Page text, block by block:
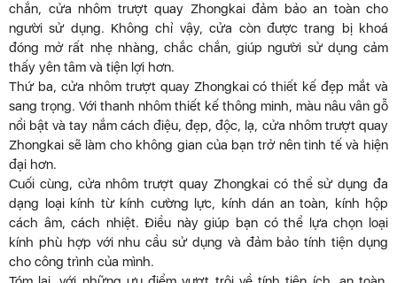
chắn, cửa nhôm trượt quay Zhongkai đảm bảo an toàn cho
người sử dụng. Không chỉ vậy, cửa còn được trang bị khoá
đóng mở rất nhẹ nhàng, chắc chắn, giúp người sử dụng cảm
thấy yên tâm và tiện lợi hơn.
Thứ ba, cửa nhôm trượt quay Zhongkai có thiết kế đẹp mắt và
sang trọng. Với thanh nhôm thiết kế thông minh, màu nâu vân gỗ
nổi bật và tay nắm cách điệu, đẹp, độc, lạ, cửa nhôm trượt quay
Zhongkai sẽ làm cho không gian của bạn trở nên tinh tế và hiện
đại hơn.
Cuối cùng, cửa nhôm trượt quay Zhongkai có thể sử dụng đa
dạng loại kính từ kính cường lực, kính dán an toàn, kính hộp
cách âm, cách nhiệt. Điều này giúp bạn có thể lựa chọn loại
kính phù hợp với nhu cầu sử dụng và đảm bảo tính tiện dụng
cho công trình của mình.